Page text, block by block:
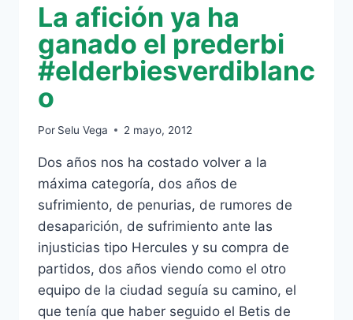
La afición ya ha
ganado el prederbi
#elderbiesverdiblanc
o
Por Selu Vega 2 mayo, 2012
Dos años nos ha costado volver a la
máxima categoría, dos años de
sufrimiento, de penurias, de rumores de
desaparición, de sufrimiento ante las
injusticias tipo Hercules y su compra de
partidos, dos años viendo como el otro
equipo de la ciudad seguía su camino, el
que tenía que haber seguido el Betis de